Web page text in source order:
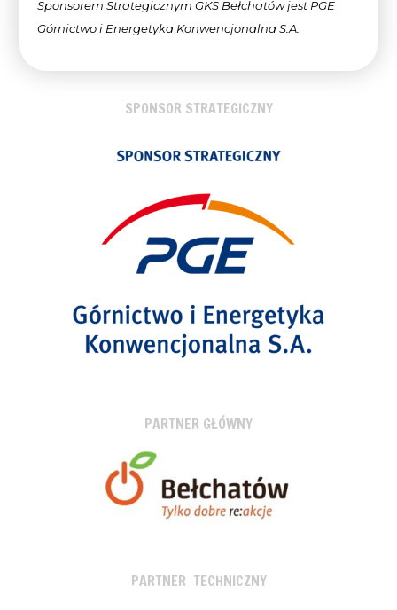
Sponsorem Strategicznym GKS Bełchatów jest PGE
Górnictwo i Energetyka Konwencjonalna S.A.
SPONSOR STRATEGICZNY
PARTNER GŁÓWNY
PARTNER TECHNICZNY